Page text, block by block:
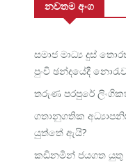
නවතම අංග
සමාජ මාධ්‍ය දුස්
පුංචි ඡන්දයේදී
තරුණ පරපුරේ
ගතානුගතික
යුත්තේ ඇයි?
කඩිනමින් ජයගත